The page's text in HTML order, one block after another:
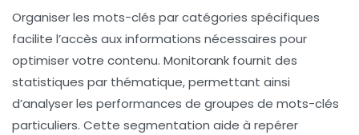
Organiser les mots-clés par catégories spécifiques
facilite l’accès aux informations nécessaires pour
optimiser votre contenu. Monitorank fournit des
statistiques par thématique, permettant ainsi
d’analyser les performances de groupes de mots-clés
particuliers. Cette segmentation aide à repérer